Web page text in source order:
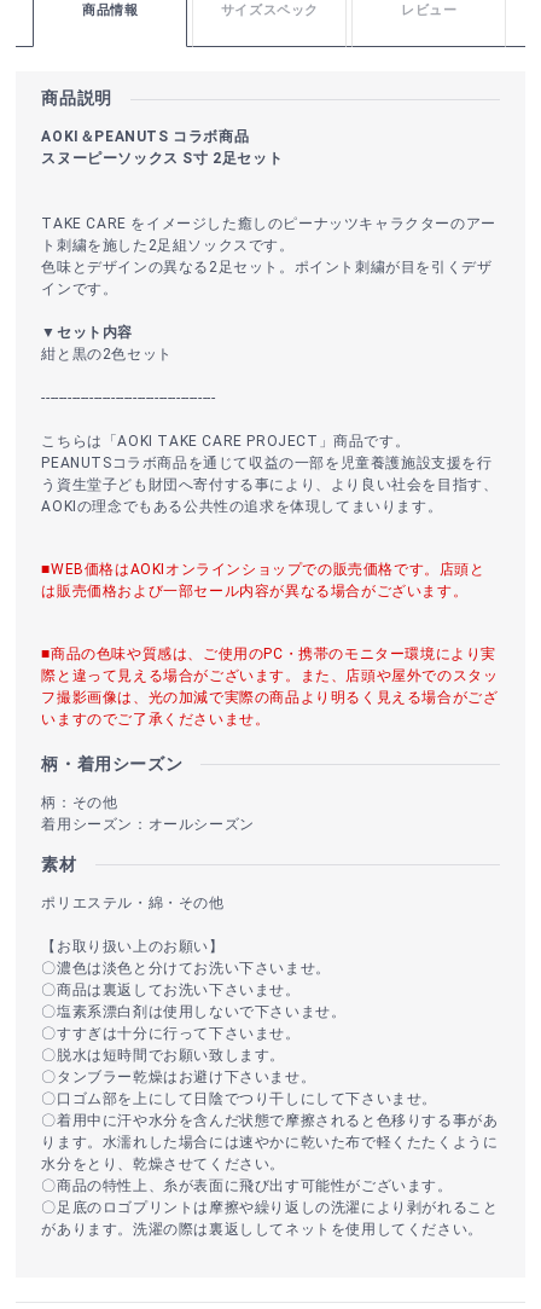
商品情報 サイズスペック レビュー
商品説明
AOKI＆PEANUTS コラボ商品
スヌーピーソックス S寸 2足セット
TAKE CARE をイメージした癒しのピーナッツキャラクターのアー
ト刺繍を施した2足組ソックスです。
色味とデザインの異なる2足セット。ポイント刺繍が目を引くデザ
インです。
▼セット内容
紺と黒の2色セット
----------------------------------------
こちらは「AOKI TAKE CARE PROJECT」商品です。
PEANUTSコラボ商品を通じて収益の一部を児童養護施設支援を行
う資生堂子ども財団へ寄付する事により、より良い社会を目指す、
AOKIの理念でもある公共性の追求を体現してまいります。
■WEB価格はAOKIオンラインショップでの販売価格です。店頭と
は販売価格および一部セール内容が異なる場合がございます。
■商品の色味や質感は、ご使用のPC・携帯のモニター環境により実
際と違って見える場合がございます。また、店頭や屋外でのスタッ
フ撮影画像は、光の加減で実際の商品より明るく見える場合がござ
いますのでご了承くださいませ。
柄・着用シーズン
柄：その他
着用シーズン：オールシーズン
素材
ポリエステル・綿・その他
【お取り扱い上のお願い】
〇濃色は淡色と分けてお洗い下さいませ。
〇商品は裏返してお洗い下さいませ。
〇塩素系漂白剤は使用しないで下さいませ。
〇すすぎは十分に行って下さいませ。
〇脱水は短時間でお願い致します。
〇タンブラー乾燥はお避け下さいませ。
〇口ゴム部を上にして日陰でつり干しにして下さいませ。
〇着用中に汗や水分を含んだ状態で摩擦されると色移りする事があ
ります。水濡れした場合には速やかに乾いた布で軽くたたくように
水分をとり、乾燥させてください。
〇商品の特性上、糸が表面に飛び出す可能性がございます。
〇足底のロゴプリントは摩擦や繰り返しの洗濯により剥がれること
があります。洗濯の際は裏返ししてネットを使用してください。